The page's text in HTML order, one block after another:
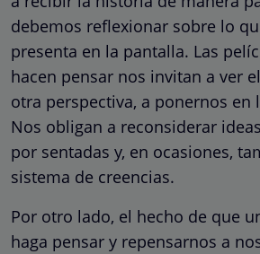
debemos reflexionar sobre lo
presenta en la pantalla. Las
hacen pensar nos invitan a ver
otra perspectiva, a ponernos en
Nos obligan a reconsiderar
por sentadas y, en ocasiones,
sistema de creencias.
Por otro lado, el hecho de que
haga pensar y repensarnos a